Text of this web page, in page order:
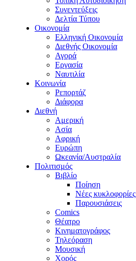
Συνεντεύξεις
Δελτία Τύπου
Οικονομία
Ελληνική Οικονομία
Διεθνής Οικονομία
Αγορά
Εργασία
Ναυτιλία
Κοινωνία
Ρεπορτάζ
Διάφορα
Διεθνή
Αμερική
Ασία
Αφρική
Ευρώπη
Ωκεανία/Αυστραλία
Πολιτισμός
Βιβλίο
Ποίηση
Νέες κυκλοφορίες
Παρουσιάσεις
Comics
Θέατρο
Κινηματογράφος
Τηλεόραση
Μουσική
Χορός